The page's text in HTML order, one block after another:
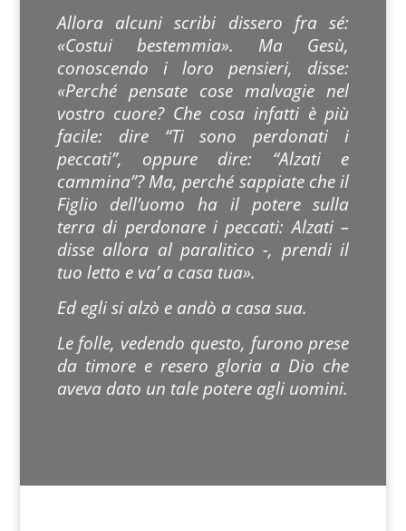
Allora alcuni scribi dissero fra sé:
«Costui bestemmia». Ma Gesù,
conoscendo i loro pensieri, disse:
«Perché pensate cose malvagie nel
vostro cuore? Che cosa infatti è più
facile: dire “Ti sono perdonati i
peccati”, oppure dire: “Alzati e
cammina”? Ma, perché sappiate che il
Figlio dell’uomo ha il potere sulla
terra di perdonare i peccati: Alzati –
disse allora al paralitico -, prendi il
tuo letto e va’ a casa tua».
Ed egli si alzò e andò a casa sua.
Le folle, vedendo questo, furono prese
da timore e resero gloria a Dio che
aveva dato un tale potere agli uomini.